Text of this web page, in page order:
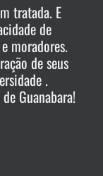
tratada. E
de
moradores.
de seus
.
Guanabara!